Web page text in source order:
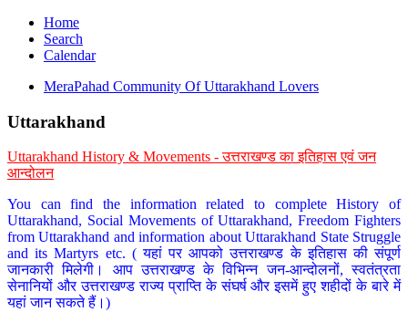
Home
Search
Calendar
MeraPahad Community Of Uttarakhand Lovers
Uttarakhand
Uttarakhand History & Movements - उत्तराखण्ड का इतिहास एवं जन
आन्दोलन
You can find the information related to complete History of
Uttarakhand, Social Movements of Uttarakhand, Freedom Fighters
from Uttarakhand and information about Uttarakhand State Struggle
and its Martyrs etc. ( यहां पर आपको उत्तराखण्ड के इतिहास की संपूर्ण
जानकारी मिलेगी। आप उत्तराखण्ड के विभिन्न जन-आन्दोलनों, स्वतंत्रता
सेनानियों और उत्तराखण्ड राज्य प्राप्ति के संघर्ष और इसमें हुए शहीदों के बारे में
यहां जान सकते हैं।)